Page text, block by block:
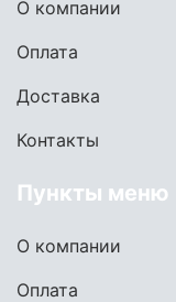
О компании
Оплата
Доставка
Контакты
Пункты меню
О компании
Оплата